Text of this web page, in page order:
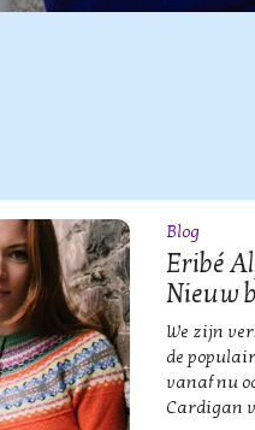
Blog
Eribé
Nieuw
We zijn
de
vanaf nu
Cardigan